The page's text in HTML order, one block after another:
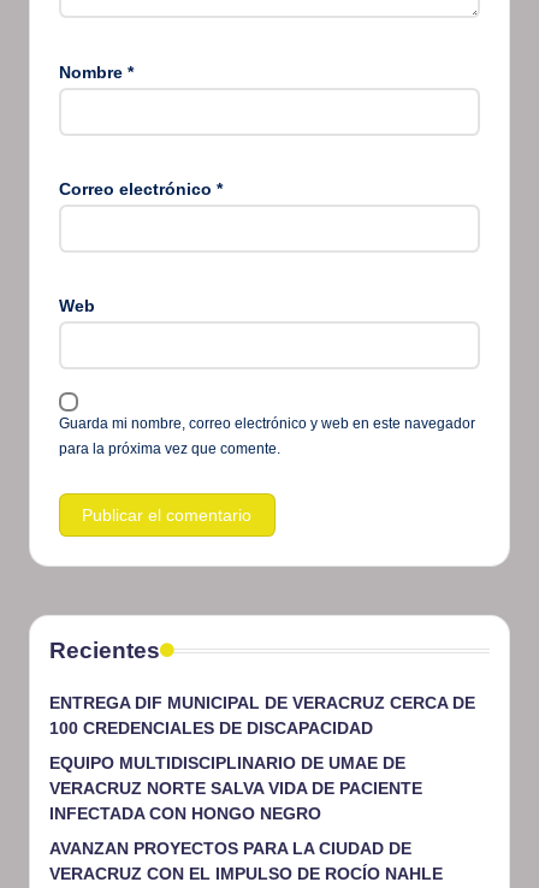
Nombre *
Correo electrónico *
Web
Guarda mi nombre, correo electrónico y web en este navegador
para la próxima vez que comente.
Recientes
ENTREGA DIF MUNICIPAL DE VERACRUZ CERCA DE
100 CREDENCIALES DE DISCAPACIDAD
EQUIPO MULTIDISCIPLINARIO DE UMAE DE
VERACRUZ NORTE SALVA VIDA DE PACIENTE
INFECTADA CON HONGO NEGRO
AVANZAN PROYECTOS PARA LA CIUDAD DE
VERACRUZ CON EL IMPULSO DE ROCÍO NAHLE